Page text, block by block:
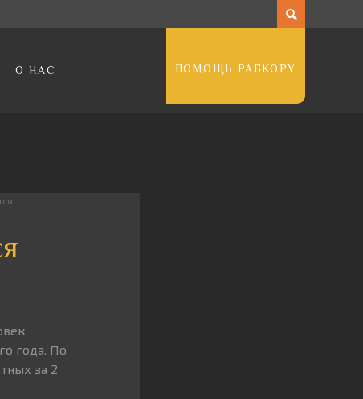
О НАС ПОМОЩЬ РАБКОРУ
года. По
за 2